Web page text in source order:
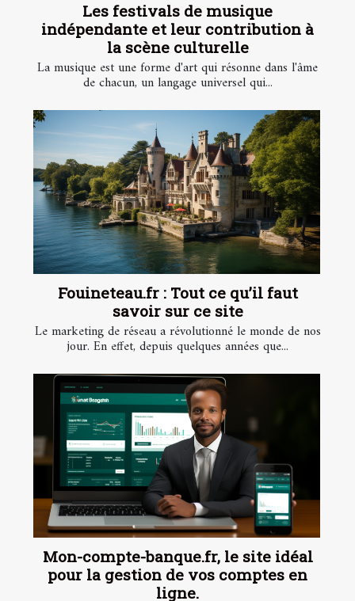
Les festivals de musique
indépendante et leur contribution à
la scène culturelle
La musique est une forme d'art qui résonne dans l'âme
de chacun, un langage universel qui...
Fouineteau.fr : Tout ce qu’il faut
savoir sur ce site
Le marketing de réseau a révolutionné le monde de nos
jour. En effet, depuis quelques années que...
Mon-compte-banque.fr, le site idéal
pour la gestion de vos comptes en
ligne.